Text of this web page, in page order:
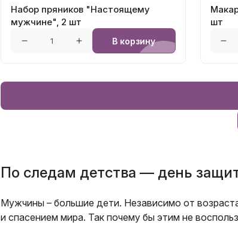
Набор пряников "Настоящему
мужчине", 2 шт
В корзину
шт
По следам детства — день
Мужчины – большие дети. Независимо от
и спасением мира. Так почему бы этим не